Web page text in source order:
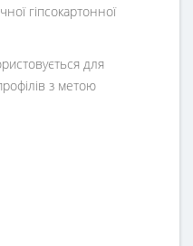
гіпсокартонної
для
з метою